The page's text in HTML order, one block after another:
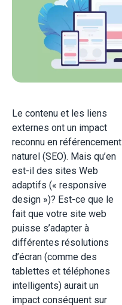
Le contenu et les liens
externes ont un impact
reconnu en référencement
naturel (SEO). Mais qu’en
est-il des sites Web
adaptifs (« responsive
design »)? Est-ce que le
fait que votre site web
puisse s’adapter à
différentes résolutions
d’écran (comme des
tablettes et téléphones
intelligents) aurait un
impact conséquent sur